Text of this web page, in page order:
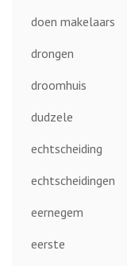
doen makelaars
drongen
droomhuis
dudzele
echtscheiding
echtscheidingen
eernegem
eerste